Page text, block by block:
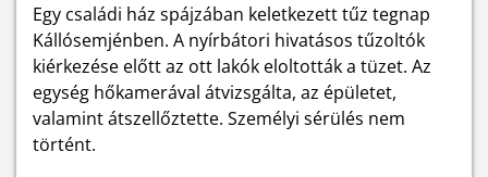
Egy családi ház spájzában keletkezett tűz tegnap
Kállósemjénben. A nyírbátori hivatásos tűzoltók
kiérkezése előtt az ott lakók eloltották a tüzet. Az
egység hőkamerával átvizsgálta, az épületet,
valamint átszellőztette. Személyi sérülés nem
történt.